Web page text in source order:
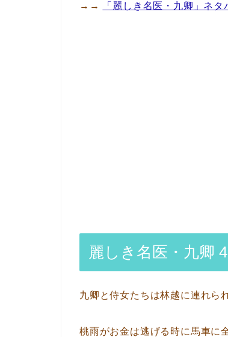
→→ 「麗しき名医・九卿」ネ
麗しき名医・九卿
九卿と侍女たちは林越に連れら
桃雨がお金は逃げる時に馬車に